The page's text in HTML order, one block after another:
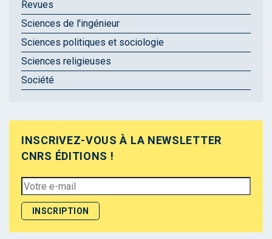
Revues
Sciences de l'ingénieur
Sciences politiques et sociologie
Sciences religieuses
Société
INSCRIVEZ-VOUS À LA NEWSLETTER
CNRS ÉDITIONS !